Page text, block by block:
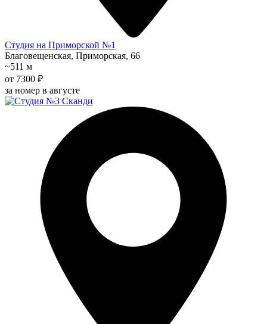
Студия на Приморской №1
Благовещенская, Приморская, 66
~511 м
от 7300 ₽
за номер в августе